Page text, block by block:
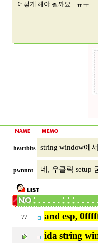
어떻게 해야 될까요... ㅠㅠ
heartbits string window에
pwnnnt 네, 우클릭 setup
77 and esp,
ida string